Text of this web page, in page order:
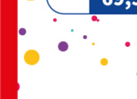
DİĞER
ÜRÜNLER